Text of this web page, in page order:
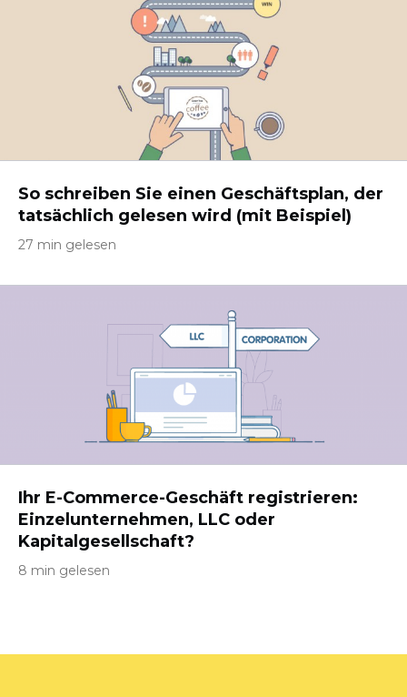
So schreiben Sie einen Geschäftsplan, der
tatsächlich gelesen wird (mit Beispiel)
27 min gelesen
Ihr E-Commerce-Geschäft registrieren:
Einzelunternehmen, LLC oder
Kapitalgesellschaft?
8 min gelesen